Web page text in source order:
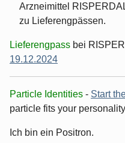
Arzneimittel
zu Lieferengpässen.
Lieferengpass bei
19.12.2024
Particle Identities - Start
particle fits your
Ich bin ein Positron.